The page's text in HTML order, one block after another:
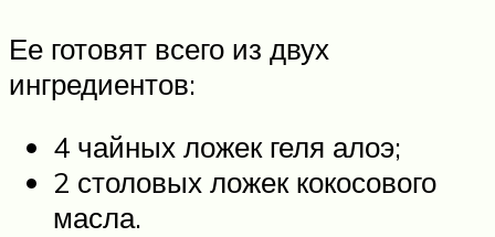
Ее готовят всего из двух
ингредиентов:
4 чайных ложек геля алоэ;
2 столовых ложек кокосового
масла.